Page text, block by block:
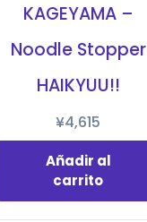
KAGEYAMA –
Noodle Stopper
HAIKYUU!!
¥4,615
Añadir al
carrito